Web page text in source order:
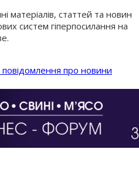
матеріалів, статтей та новин
систем гіперпосилання на
про новини